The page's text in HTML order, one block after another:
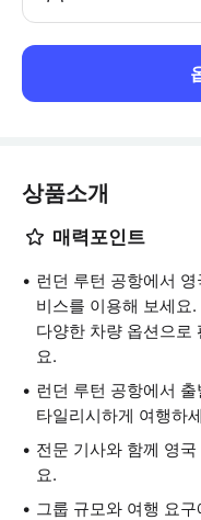
상품소개
매력포인트
런던 루턴 공항에서
비스를 이용해 보세요
다양한 차량 옵션으로
요.
런던 루턴 공항에서
타일리시하게 여행하
전문 기사와 함께 영
요.
그룹 규모와 여행 요